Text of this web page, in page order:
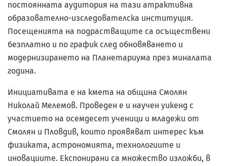
постоянната аудитория на тази атрактивна
образователно-изследователска институция.
Посещенията на подрастващите са осъществени
безплатно и по график след обновяването и
модернизирането на Планетариума през миналата
година.
Инициативата е на кмета на община Смолян
Николай Мелемов. Проведен е и научен уикенд с
участието на осемдесет ученици и младежи от
Смолян и Пловдив, които проявяват интерес към
физиката, астрономията, технологиите и
иновациите. Експонирани са множество изложби, в